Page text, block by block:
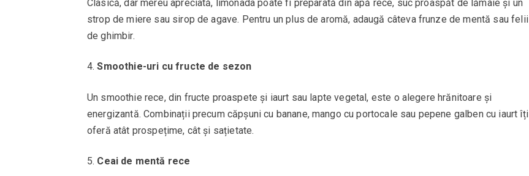
Clasică, dar mereu apreciată, limonada poate fi preparată din apă rece, suc proaspăt de lămâie și un
strop de miere sau sirop de agave. Pentru un plus de aromă, adaugă câteva frunze de mentă sau felii
de ghimbir.
Smoothie-uri cu fructe de sezon
Un smoothie rece, din fructe proaspete și iaurt sau lapte vegetal, este o alegere hrănitoare și
energizantă. Combinații precum căpșuni cu banane, mango cu portocale sau pepene galben cu iaurt îți
oferă atât prospețime, cât și sațietate.
Ceai de mentă rece